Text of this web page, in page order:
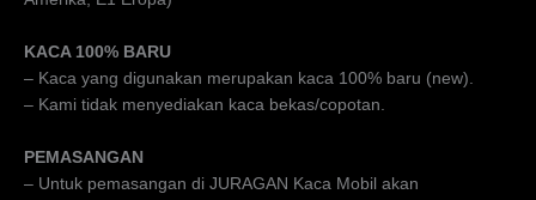
KACA 100% BARU
– Kaca yang digunakan merupakan kaca 100% baru (new).
– Kami tidak menyediakan kaca bekas/copotan.
PEMASANGAN
– Untuk pemasangan di JURAGAN Kaca Mobil akan